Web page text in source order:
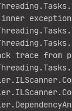
trace from